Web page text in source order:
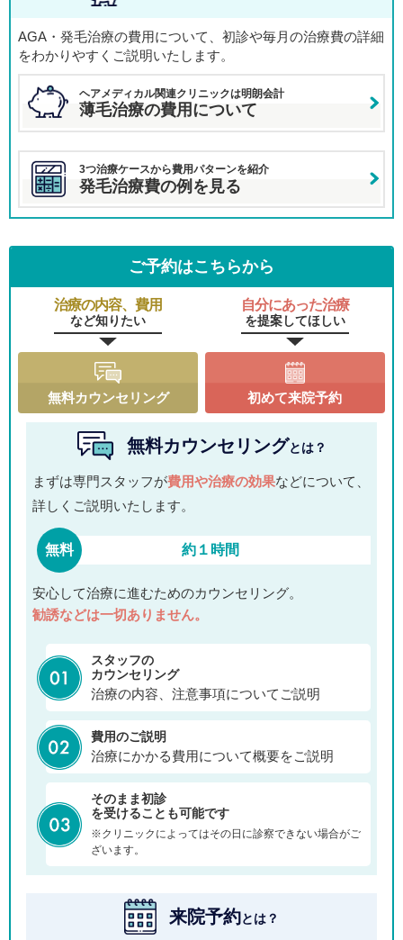
を行っています。
AGA・発毛治療の費用について、初診や毎月の治療費の詳細
をわかりやすくご説明いたします。
ヘアメディカル関連クリニックは明朗会計
薄毛治療の費用について
3つ治療ケースから費用パターンを紹介
発毛治療費の例を見る
ご予約はこちらから
治療の内容、費用
など知りたい
自分にあった治療
を提案してほしい
無料カウンセリング 初めて来院予約
無料カウンセリングとは？
まずは専門スタッフが費用や治療の効果などについて、
詳しくご説明いたします。
無料 約１時間
安心して治療に進むためのカウンセリング。
勧誘などは一切ありません。
スタッフの
カウンセリング
治療の内容、注意事項についてご説明
費用のご説明
治療にかかる費用について概要をご説明
そのまま初診
を受けることも可能です
※クリニックによってはその日に診察できない場合がご
ざいます。
来院予約とは？